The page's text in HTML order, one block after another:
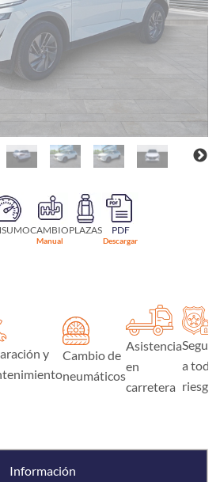
CAMBIO
Manual
PLAZAS PDF
Descargar
y
Cambio de
neumáticos
Asistencia
en
carretera
Seguro
a todo
riesgo
Información